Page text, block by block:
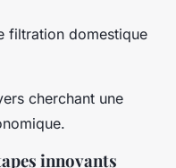
filtration domestique
cherchant une
innovants